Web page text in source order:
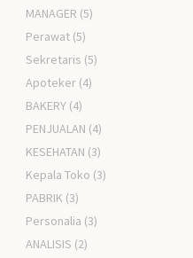
MANAGER (5)
Perawat (5)
Sekretaris (5)
Apoteker (4)
BAKERY (4)
PENJUALAN (4)
KESEHATAN (3)
Kepala Toko (3)
PABRIK (3)
Personalia (3)
ANALISIS (2)